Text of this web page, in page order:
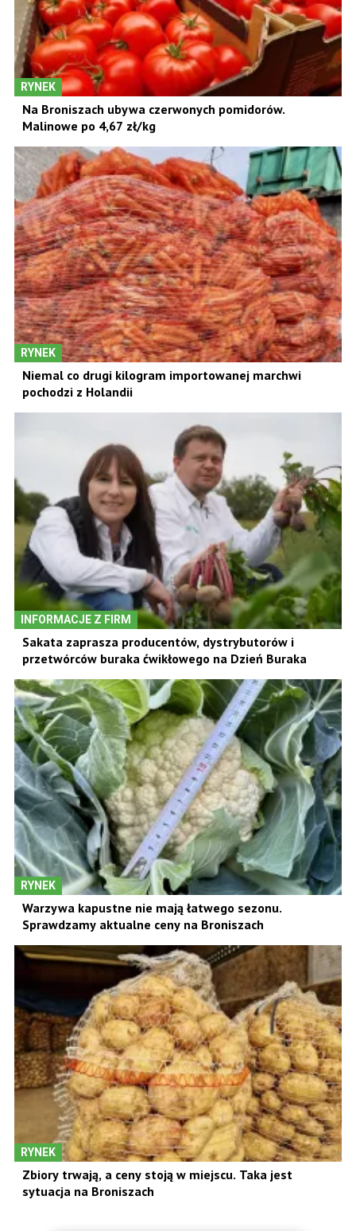
RYNEK
Na Broniszach ubywa czerwonych pomidorów.
Malinowe po 4,67 zł/kg
RYNEK
Niemal co drugi kilogram importowanej marchwi
pochodzi z Holandii
INFORMACJE Z FIRM
Sakata zaprasza producentów, dystrybutorów i
przetwórców buraka ćwikłowego na Dzień Buraka
RYNEK
Warzywa kapustne nie mają łatwego sezonu.
Sprawdzamy aktualne ceny na Broniszach
RYNEK
Zbiory trwają, a ceny stoją w miejscu. Taka jest
sytuacja na Broniszach